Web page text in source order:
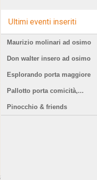
Ultimi eventi inseriti
Maurizio molinari ad osimo
Don walter insero ad osimo
Esplorando porta maggiore
Pallotto porta comicità,...
Pinocchio & friends